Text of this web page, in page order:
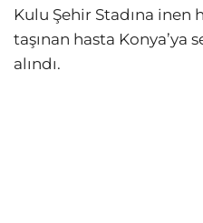
Kulu Şehir Stadına
taşınan hasta Konya’ya
alındı.